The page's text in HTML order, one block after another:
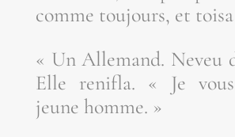
comme tou­jours, et
« Un Alle­mand. Neveu
Elle reni­fla. « Je
jeune homme. »